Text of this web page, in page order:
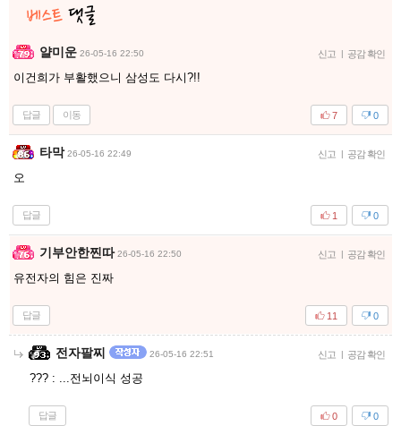
얄미운 26-05-16 22:50 신고 | 공감 확인
이건희가 부활했으니 삼성도 다시?!!
답글 이동 0
7
타막 26-05-16 22:49 신고 | 공감 확인
오
답글 0
1
기부안한찐따 26-05-16 22:50 신고 | 공감 확인
유전자의 힘은 진짜
답글 0
11
전자팔찌 26-05-16 22:51 신고 | 공감 확인
??? : ...전뇌이식 성공
답글 0
0